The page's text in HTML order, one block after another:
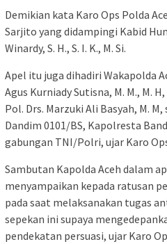
Demikian kata Karo Ops Polda
Sarjito yang didampingi Kabid
Winardy, S. H., S. I. K., M. Si.
Apel itu juga dihadiri Wakapolda
Agus Kurniady Sutisna, M. M., M.
Pol. Drs. Marzuki Ali Basyah, M.
Dandim 0101/BS, Kapolresta
gabungan TNI/Polri, ujar Karo
Sambutan Kapolda Aceh dalam
menyampaikan kepada ratusan
pada saat melaksanakan tugas
sepekan ini supaya
pendekatan persuasi, ujar Karo